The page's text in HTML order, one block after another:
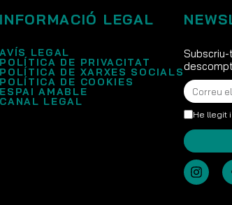
INFORMACIÓ LEGAL
AVÍS LEGAL
POLÍTICA DE PRIVACITAT
POLÍTICA DE XARXES SOCIALS
POLÍTICA DE COOKIES
ESPAI AMABLE
CANAL LEGAL
He llegit